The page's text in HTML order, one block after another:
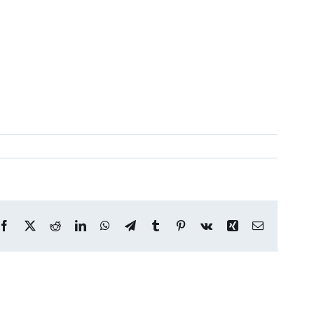
Facebook
X RedditLinkedInWhatsApp
TelegramTumblr Pinterest
Vk Xing Correo